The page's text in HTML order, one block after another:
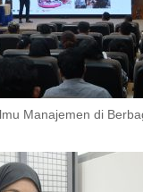
Manajemen di